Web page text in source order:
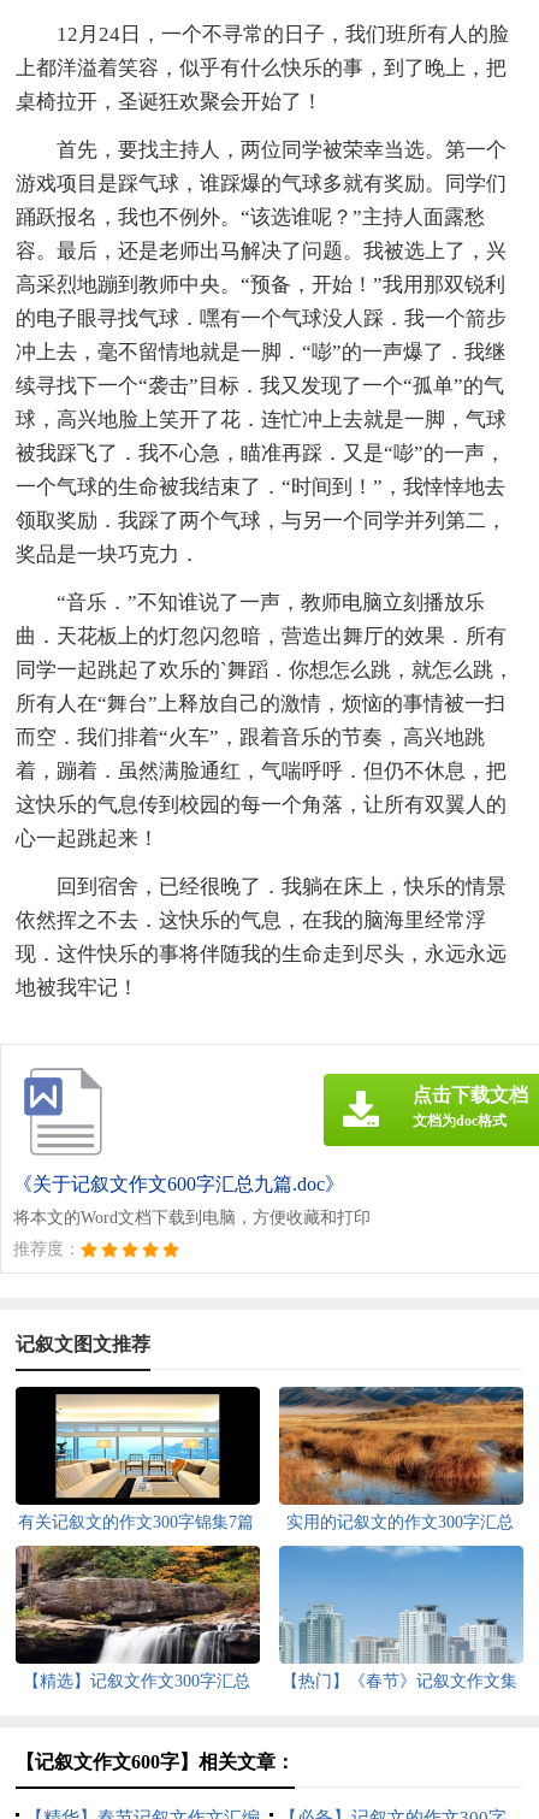
12月24日，一个不寻常的日子，我们班所有人的脸
上都洋溢着笑容，似乎有什么快乐的事，到了晚上，把
桌椅拉开，圣诞狂欢聚会开始了！
首先，要找主持人，两位同学被荣幸当选。第一个
游戏项目是踩气球，谁踩爆的气球多就有奖励。同学们
踊跃报名，我也不例外。“该选谁呢？”主持人面露愁
容。最后，还是老师出马解决了问题。我被选上了，兴
高采烈地蹦到教师中央。“预备，开始！”我用那双锐利
的电子眼寻找气球．嘿有一个气球没人踩．我一个箭步
冲上去，毫不留情地就是一脚．“嘭”的一声爆了．我继
续寻找下一个“袭击”目标．我又发现了一个“孤单”的气
球，高兴地脸上笑开了花．连忙冲上去就是一脚，气球
被我踩飞了．我不心急，瞄准再踩．又是“嘭”的一声，
一个气球的生命被我结束了．“时间到！”，我悻悻地去
领取奖励．我踩了两个气球，与另一个同学并列第二，
奖品是一块巧克力．
“音乐．”不知谁说了一声，教师电脑立刻播放乐
曲．天花板上的灯忽闪忽暗，营造出舞厅的效果．所有
同学一起跳起了欢乐的`舞蹈．你想怎么跳，就怎么跳，
所有人在“舞台”上释放自己的激情，烦恼的事情被一扫
而空．我们排着“火车”，跟着音乐的节奏，高兴地跳
着，蹦着．虽然满脸通红，气喘呼呼．但仍不休息，把
这快乐的气息传到校园的每一个角落，让所有双翼人的
心一起跳起来！
回到宿舍，已经很晚了．我躺在床上，快乐的情景
依然挥之不去．这快乐的气息，在我的脑海里经常浮
现．这件快乐的事将伴随我的生命走到尽头，永远永远
地被我牢记！
《关于记叙文作文600字汇总九篇.doc》
将本文的Word文档下载到电脑，方便收藏和打印
推荐度：
点击下载文档
文档为doc格式
记叙文图文推荐
有关记叙文的作文300字锦集7篇
实用的记叙文的作文300字汇总
八篇
【精选】记叙文作文300字汇总
【热门】《春节》记叙文作文集
【记叙文作文600字】相关文章：